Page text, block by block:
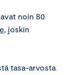
noin 80
, joskin
tasa-arvosta